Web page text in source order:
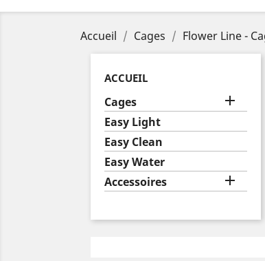
Accueil Cages Flower Line -
ACCUEIL
Cages 
Easy Light
Easy Clean
Easy Water
Accessoires
